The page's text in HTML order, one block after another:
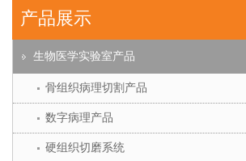
产品展示
生物医学实验室产品
骨组织病理切割产品
数字病理产品
硬组织切磨系统